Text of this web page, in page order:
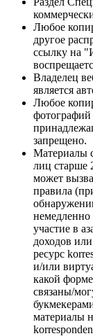
Любое
другое
ссылку на
Владелец
является
Любое
фотографий
запрещено.
Материалы
лиц старше
может
правила
немедленно
участие в
доходов
ресурс
и/или
какой
связаны/
материалы